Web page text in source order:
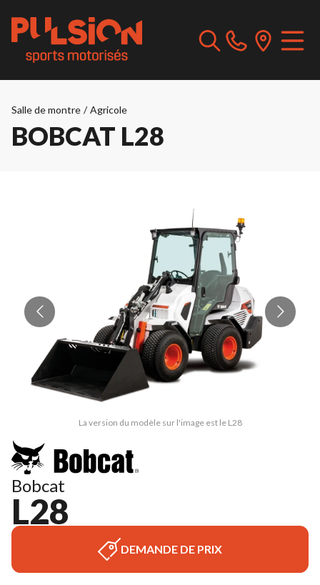
Salle de montre / Agricole
BOBCAT L28
La version du modèle sur l'image est le L28
Bobcat
L28
DEMANDE DE PRIX